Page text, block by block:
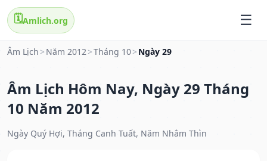
🗓️Amlich.org
Âm Lịch > Năm 2012>Tháng 10> Ngày 29
Âm Lịch Hôm Nay, Ngày 29 Tháng
10 Năm 2012
Ngày Quý Hợi, Tháng Canh Tuất, Năm Nhâm Thìn